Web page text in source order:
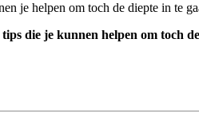
je helpen om toch de diepte in te
die je kunnen helpen om toch